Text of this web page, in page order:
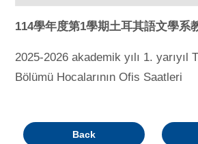
114學年度第1學期土耳其語文學系
2025-2026 akademik yılı 1. yarıyıl
Bölümü Hocalarının Ofis Saatleri
Back